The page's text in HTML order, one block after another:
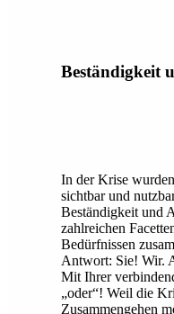
Beständigkeit
In der Krise
sichtbar und
Beständigkeit und
zahlreichen
Bedürfnissen
Antwort: Sie! Wir.
Mit Ihrer
„oder“! Weil die
Zusammengehen